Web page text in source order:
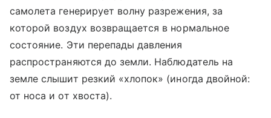
самолета генерирует волну разрежения, за
которой воздух возвращается в нормальное
состояние. Эти перепады давления
распространяются до земли. Наблюдатель на
земле слышит резкий «хлопок» (иногда двойной:
от носа и от хвоста).